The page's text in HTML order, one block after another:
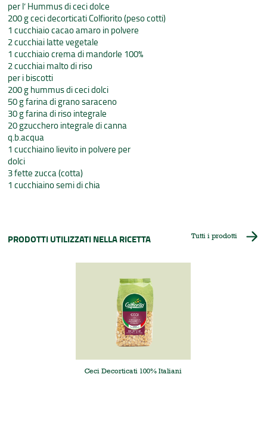
per l’ Hummus di ceci dolce
200 g ceci decorticati Colfiorito (peso cotti)
1 cucchiaio cacao amaro in polvere
2 cucchiai latte vegetale
1 cucchiaio crema di mandorle 100%
2 cucchiai malto di riso
per i biscotti
200 g hummus di ceci dolci
50 g farina di grano saraceno
30 g farina di riso integrale
20 gzucchero integrale di canna
q.b.acqua
1 cucchiaino lievito in polvere per
dolci
3 fette zucca (cotta)
1 cucchiaino semi di chia
PRODOTTI UTILIZZATI NELLA RICETTA Tutti i prodotti
Ceci Decorticati 100% Italiani